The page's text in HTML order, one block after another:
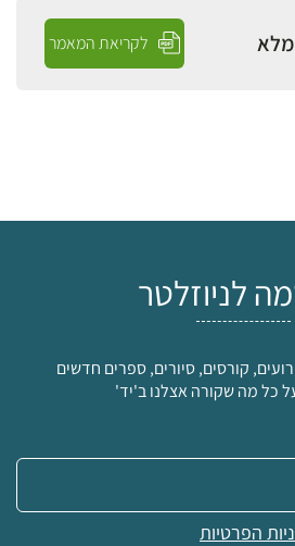
לקריאת המאמר
לניוזלטר
קורסים, סיורים, ספרים חדשים
כל מה שקורה אצלנו ב'יד'
הפרטיות